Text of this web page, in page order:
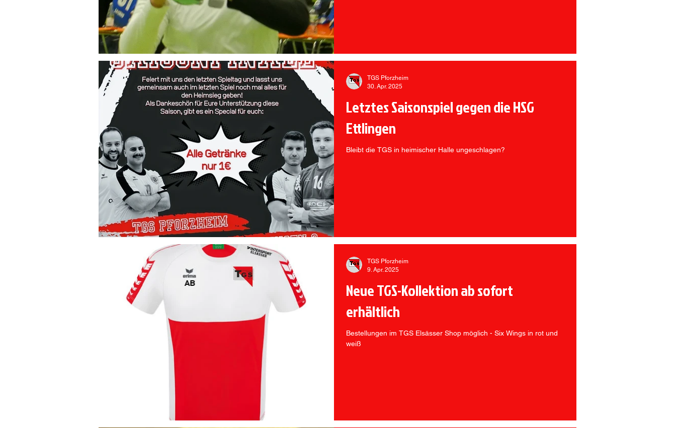
Letztes Saisonspiel gegen die HSG
Ettlingen
Bleibt die TGS in heimischer Halle ungeschlagen?
TGS Pforzheim
30. Apr. 2025
Neue TGS-Kollektion ab sofort
erhältlich
Bestellungen im TGS Elsässer Shop möglich - Six Wings in rot und
weiß
TGS Pforzheim
9. Apr. 2025